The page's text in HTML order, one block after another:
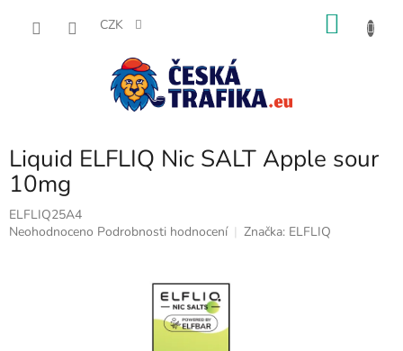
CZK
Liquid ELFLIQ Nic SALT Apple sour
10mg
ELFLIQ25A4
Průměrné
Neohodnoceno Podrobnosti hodnocení Značka: ELFLIQ